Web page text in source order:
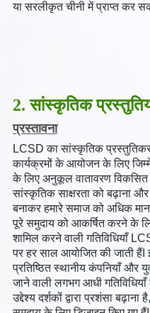
या सरलीकृत चीनी में प्राप्त कर
2. सांस्कृतिक
प्रस्तावना
LCSD का सांस्कृतिक
कार्यक्रमों के आयोजन के लिए
के लिए अनुकूल वातावरण विकसित
सांस्कृतिक साक्षरता को बढ़ाना
बनाकर हमारे समाज को अधिक
पूरे समुदाय को आकर्षित करने के
शामिल करने वाली गतिविधियाँ
पर हर साल आयोजित की जाती हैंI
प्रतिष्ठित स्थानीय कंपनियाँ और
जाने वाली लगभग आधी
उद्देश्य दर्शकों द्वारा प्रशंसा